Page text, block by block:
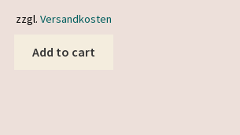
zzgl. Versandkosten
Add to cart